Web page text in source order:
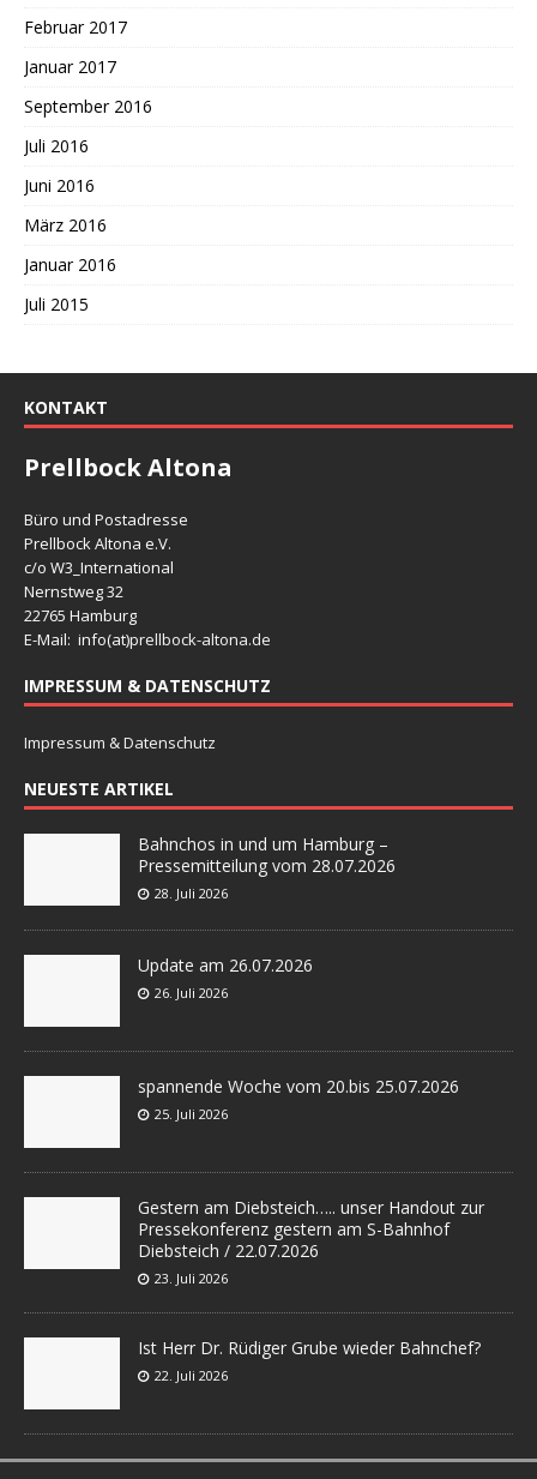
Februar 2017
Januar 2017
September 2016
Juli 2016
Juni 2016
März 2016
Januar 2016
Juli 2015
KONTAKT
Prellbock Altona
Büro und Postadresse
Prellbock Altona e.V.
c/o W3_International
Nernstweg 32
22765 Hamburg
E-Mail: info(at)prellbock-altona.de
IMPRESSUM & DATENSCHUTZ
Impressum & Datenschutz
NEUESTE ARTIKEL
Bahnchos in und um Hamburg –
Pressemitteilung vom 28.07.2026
28. Juli 2026
Update am 26.07.2026
26. Juli 2026
spannende Woche vom 20.bis 25.07.2026
25. Juli 2026
Gestern am Diebsteich….. unser Handout zur
Pressekonferenz gestern am S-Bahnhof
Diebsteich / 22.07.2026
23. Juli 2026
Ist Herr Dr. Rüdiger Grube wieder Bahnchef?
22. Juli 2026